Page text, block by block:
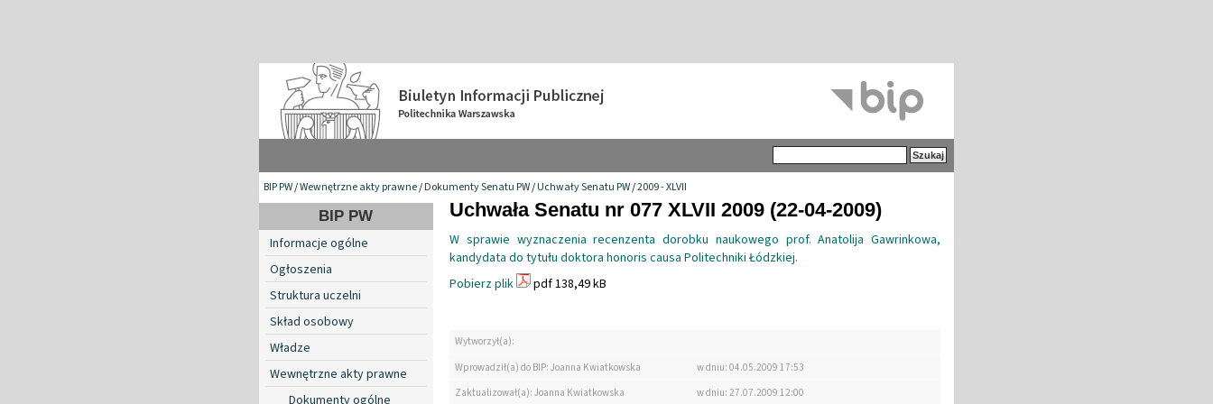
BIP PW/Wewnętrzne akty prawne/Dokumenty Senatu PW/Uchwały Senatu PW/2009 - XLVII
BIP PW
Informacje ogólne
Ogłoszenia
Struktura uczelni
Skład osobowy
Władze
Wewnętrzne akty prawne
Dokumenty ogólne
Uchwała Senatu nr 077 XLVII 2009 (22-04-2009)
W sprawie wyznaczenia recenzenta dorobku naukowego prof. Anatolija Gawrinkowa,
kandydata do tytułu doktora honoris causa Politechniki Łódzkiej.
Pobierz plik
pdf 138,49 kB
Wytworzył(a):
Wprowadził(a) do BIP: Joanna Kwiatkowska
w dniu: 04.05.2009 17:53
Zaktualizował(a): Joanna Kwiatkowska
w dniu: 27.07.2009 12:00